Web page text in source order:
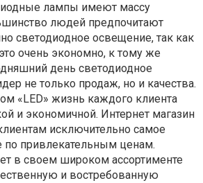
лампы имеют массу
людей предпочитают
светодиодное освещение, так как
очень экономно, к тому же
день светодиодное
не только продаж, но и качества.
«LED» жизнь каждого клиента
и экономичной. Интернет магазин
исключительно самое
привлекательным ценам.
в своем широком ассортименте
и востребованную